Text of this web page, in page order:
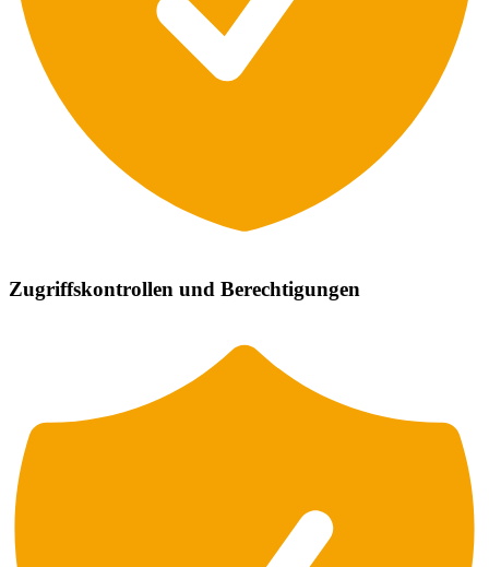
Zugriffskontrollen und Berechtigungen